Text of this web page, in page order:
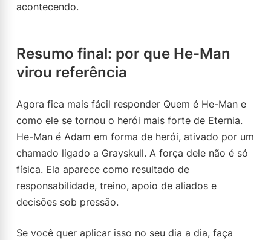
acontecendo.
Resumo final: por que He-Man
virou referência
Agora fica mais fácil responder Quem é He-Man e
como ele se tornou o herói mais forte de Eternia.
He-Man é Adam em forma de herói, ativado por um
chamado ligado a Grayskull. A força dele não é só
física. Ela aparece como resultado de
responsabilidade, treino, apoio de aliados e
decisões sob pressão.
Se você quer aplicar isso no seu dia a dia, faça